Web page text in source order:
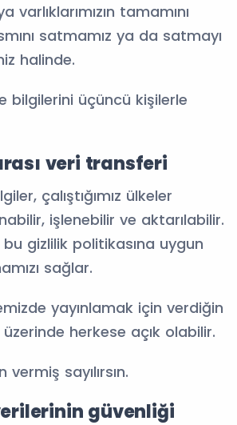
varlıklarımızın tamamını
satmamız ya da satmayı
halinde.
bilgilerini üçüncü kişilerle
veri transferi
çalıştığımız ülkeler
işlenebilir ve aktarılabilir.
gizlilik politikasına uygun
sağlar.
yayınlamak için verdiğin
herkese açık olabilir.
vermiş sayılırsın.
güvenliği